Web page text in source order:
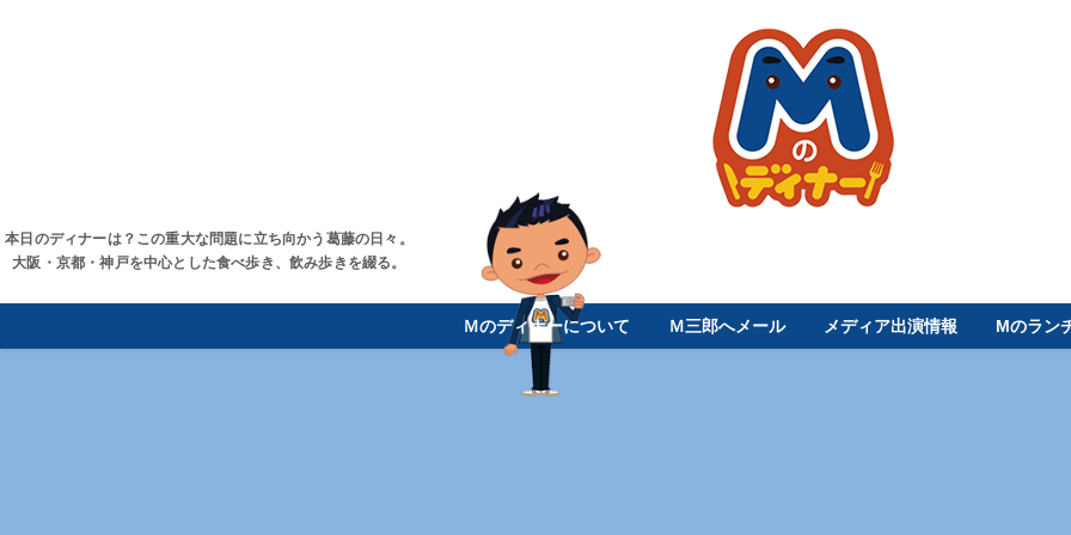
本日のディナーは？この重大な問題に立ち向かう葛藤の日々。
大阪・京都・神戸を中心とした食べ歩き、飲み歩きを綴る。
Ｍのディナーについて Ｍ三郎へメール メディア出演情報 Mのラン